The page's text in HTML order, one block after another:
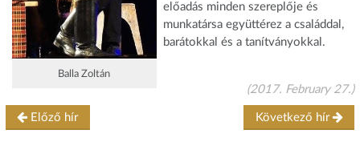
Balla Zoltán
előadás minden szereplője és
munkatársa együttérez a családdal,
barátokkal és a tanítványokkal.
(2017. February 27.)
Előző hír Következő hír